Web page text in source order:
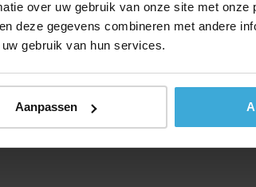
over uw gebruik van onze site met onze
deze gegevens combineren met andere
gebruik van hun services.
Aanpassen
zijn excl. 21% BTW